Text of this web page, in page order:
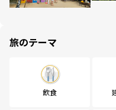
旅のテーマ
飲食